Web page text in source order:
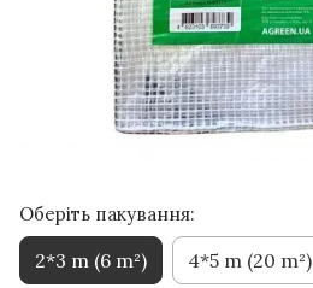
Оберіть пакування:
2*3 m (6 m²) 4*5 m (20 m²)